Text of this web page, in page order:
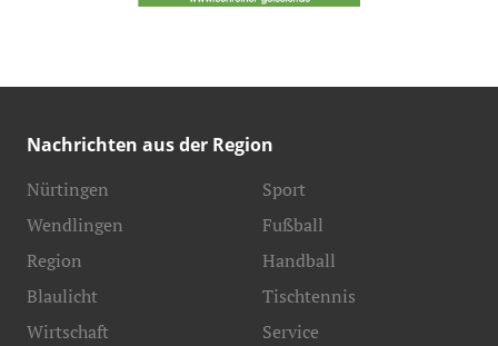
Nachrichten aus der Region
Nürtingen
Wendlingen
Region
Blaulicht
Sport
Fußball
Handball
Tischtennis
Wirtschaft
Service